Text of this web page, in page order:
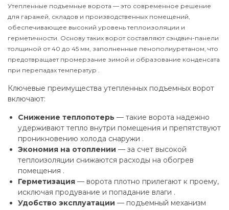
Утепленные подъемные ворота — это современное решение
для гаражей, складов и производственных помещений,
обеспечивающее высокий уровень теплоизоляции и
герметичности. Основу таких ворот составляют сэндвич-панели
толщиной от 40 до 45 мм, заполненные пенополиуретаном, что
предотвращает промерзание зимой и образование конденсата
при перепадах температур .
Ключевые преимущества утепленных подъемных ворот
включают:
Снижение теплопотерь — такие ворота надежно
удерживают тепло внутри помещения и препятствуют
проникновению холода снаружи .
Экономия на отоплении — за счет высокой
теплоизоляции снижаются расходы на обогрев
помещения .
Герметизация — ворота плотно прилегают к проему,
исключая продувание и попадание влаги .
Удобство эксплуатации — подъемный механизм